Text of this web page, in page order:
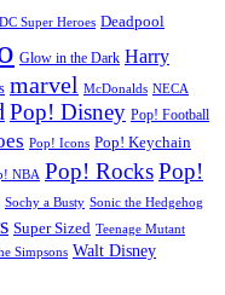
DC Super Heroes Deadpool
Glow in the Dark Harry
marvel McDonalds NECA
Pop! Disney Pop! Football
Pop! Icons Pop! Keychain
NBA Pop! RocksPop!
Sochy a Busty Sonic the Hedgehog
Super Sized Teenage Mutant
Simpsons Walt Disney